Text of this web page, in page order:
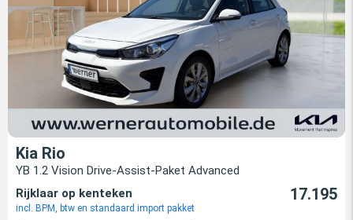
Kia Rio
YB 1.2 Vision Drive-Assist-Paket Advanced
Rijklaar op kenteken
incl. BPM, btw en standaard import pakket
17.195